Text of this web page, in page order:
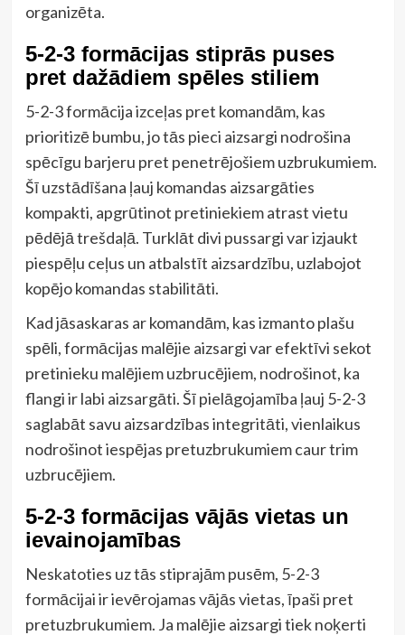
organizēta.
5-2-3 formācijas stiprās puses
pret dažādiem spēles stiliem
5-2-3 formācija izceļas pret komandām, kas
prioritizē bumbu, jo tās pieci aizsargi nodrošina
spēcīgu barjeru pret penetrējošiem uzbrukumiem.
Šī uzstādīšana ļauj komandas aizsargāties
kompakti, apgrūtinot pretiniekiem atrast vietu
pēdējā trešdaļā. Turklāt divi pussargi var izjaukt
piespēļu ceļus un atbalstīt aizsardzību, uzlabojot
kopējo komandas stabilitāti.
Kad jāsaskaras ar komandām, kas izmanto plašu
spēli, formācijas malējie aizsargi var efektīvi sekot
pretinieku malējiem uzbrucējiem, nodrošinot, ka
flangi ir labi aizsargāti. Šī pielāgojamība ļauj 5-2-3
saglabāt savu aizsardzības integritāti, vienlaikus
nodrošinot iespējas pretuzbrukumiem caur trim
uzbrucējiem.
5-2-3 formācijas vājās vietas un
ievainojamības
Neskatoties uz tās stiprajām pusēm, 5-2-3
formācijai ir ievērojamas vājās vietas, īpaši pret
pretuzbrukumiem. Ja malējie aizsargi tiek noķerti